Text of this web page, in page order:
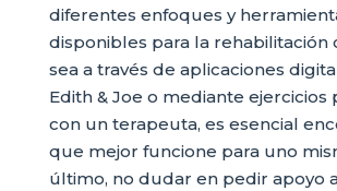
diferentes enfoques y
disponibles para la rehabilitación
sea a través de aplicaciones
Edith & Joe o mediante ejercicios
con un terapeuta, es esencial
que mejor funcione para uno
último, no dudar en pedir apoyo